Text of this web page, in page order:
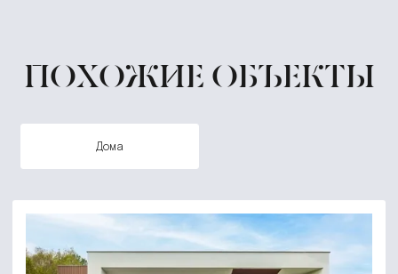
ПОХОЖИЕ ОБЪЕКТЫ
дома